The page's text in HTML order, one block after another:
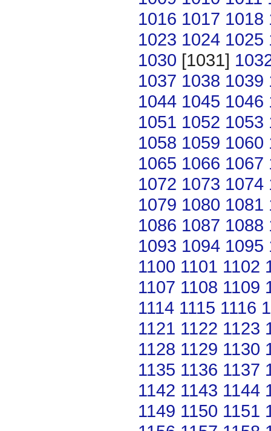
1016 1017 1018
1023 1024 1025
1030 [1031]
1037 1038 1039
1044 1045 1046
1051 1052 1053
1058 1059 1060
1065 1066 1067
1072 1073 1074
1079 1080 1081
1086 1087 1088
1093 1094 1095
1100 1101 1102
1107 1108 1109
1114 1115 1116
1121 1122 1123
1128 1129 1130
1135 1136 1137
1142 1143 1144
1149 1150 1151